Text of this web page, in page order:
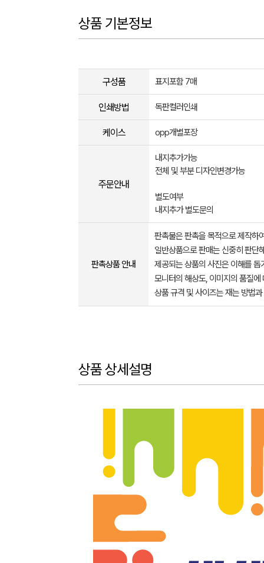
상품 기본정보
구성품 표지포함 7매
인쇄방법 독판컬러인쇄
케이스 opp개별포장
주문안내
내지추가가능
전체 및 부분 디자인변경가능
별도여부
내지추가 별도문의
판촉상품 안내
판촉물은 판촉을 목적으로 제작하
일반상품으로 판매는 신중히 판단
제공되는 상품의 사진은 이해를
모니터의 해상도, 이미지의 품질
상품 규격 및 사이즈는 재는 방법
상품 상세설명